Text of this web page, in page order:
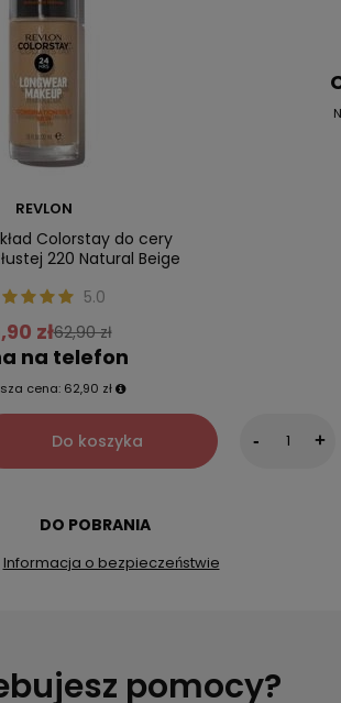
REVLON
Colorstay do cery
220 Natural Beige
5.0
zł62,90 zł
na telefon
cena: 62,90 zł
Do koszyka - +
DO POBRANIA
Informacja o bezpieczeństwie
pomocy?